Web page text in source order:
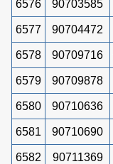
6576 90703585
6577 90704472
6578 90709716
6579 90709878
6580 90710636
6581 90710690
6582 90711369